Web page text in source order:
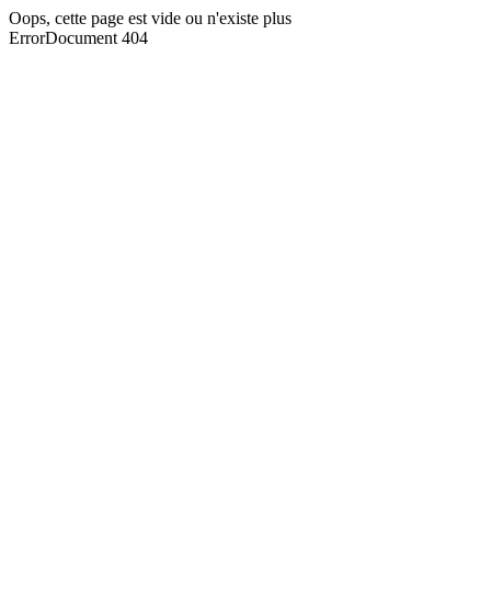
Oops, cette page est vide ou n'existe plus
ErrorDocument 404